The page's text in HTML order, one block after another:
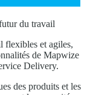
du travail
flexibles et agiles,
de Mapwize
Delivery.
des produits et les